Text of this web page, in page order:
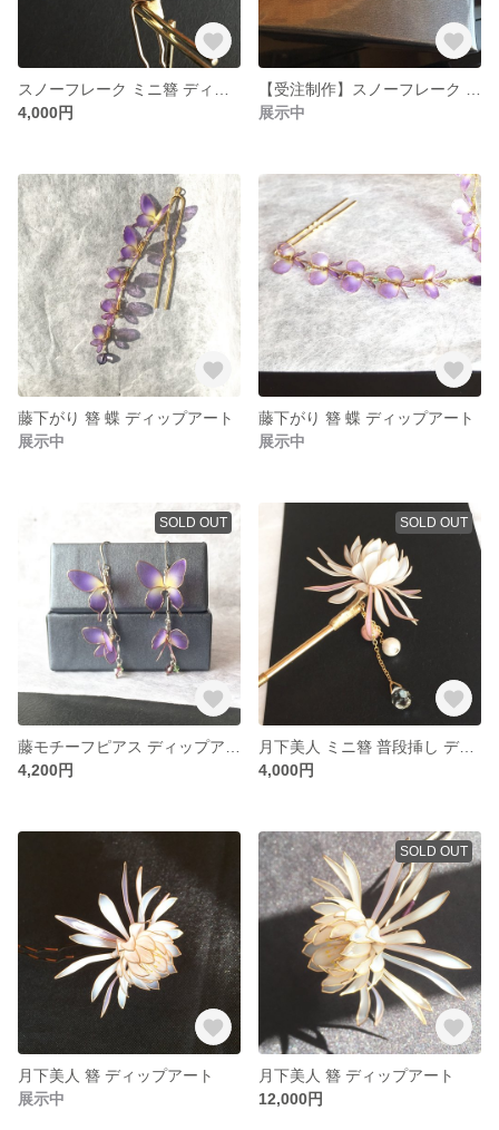
4,000円
展示中
藤下がり 簪 蝶 ディップアート
展示中
藤下がり 簪 蝶 ディップアート
展示中
SOLD OUT
4,200円
SOLD OUT
月下美人 ミニ簪 普段挿し ディップアート
4,000円
月下美人 簪 ディップアート
展示中
SOLD OUT
月下美人 簪 ディップアート
12,000円